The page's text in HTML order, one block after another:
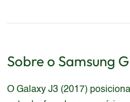
Sobre o Samsung
O Galaxy J3 (2017)